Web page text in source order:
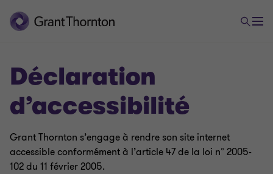
Déclaration
d’accessibilité
Grant Thornton s’engage à rendre son site internet
accessible conformément à l’article 47 de la loi n° 2005-
102 du 11 février 2005.